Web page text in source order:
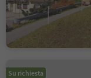
Su richiesta